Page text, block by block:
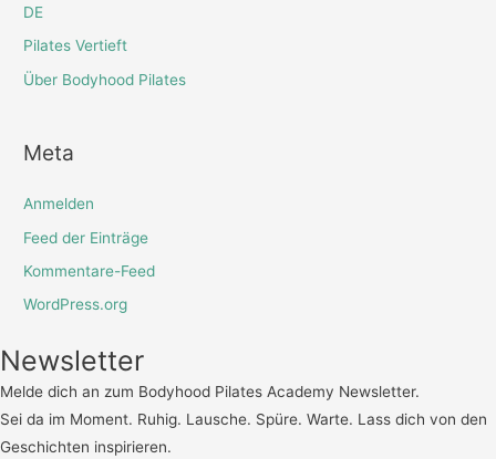
DE
Pilates Vertieft
Über Bodyhood Pilates
Meta
Anmelden
Feed der Einträge
Kommentare-Feed
WordPress.org
Newsletter
Melde dich an zum Bodyhood Pilates Academy Newsletter.
Sei da im Moment. Ruhig. Lausche. Spüre. Warte. Lass dich von den
Geschichten inspirieren.